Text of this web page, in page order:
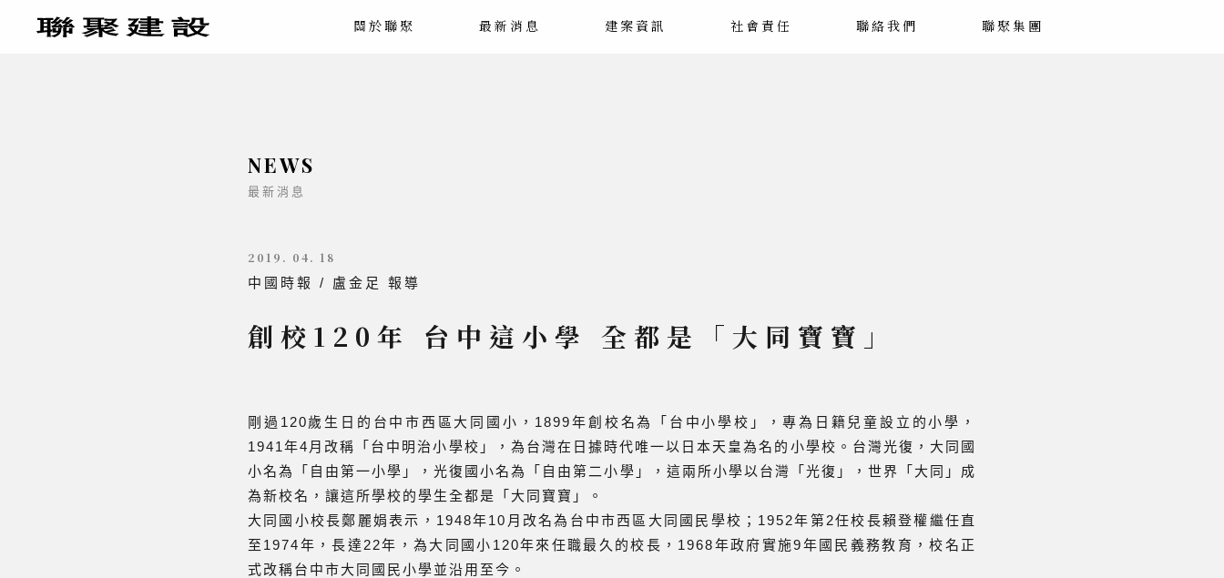
關於聯聚 最新消息 建案資訊 社會責任 聯絡我們 聯聚集團
NEWS
最新消息
2019. 04. 18
中國時報 / 盧金足 報導
創校120年 台中這小學 全都是「大同寶寶」
剛過120歲生日的台中市西區大同國小，1899年創校名為「台中小學校」，專為日籍兒童設立的小學，
1941年4月改稱「台中明治小學校」，為台灣在日據時代唯一以日本天皇為名的小學校。台灣光復，大同國
小名為「自由第一小學」，光復國小名為「自由第二小學」，這兩所小學以台灣「光復」，世界「大同」成
為新校名，讓這所學校的學生全都是「大同寶寶」。
大同國小校長鄭麗娟表示，1948年10月改名為台中市西區大同國民學校；1952年第2任校長賴登權繼任直
至1974年，長達22年，為大同國小120年來任職最久的校長，1968年政府實施9年國民義務教育，校名正
式改稱台中市大同國民小學並沿用至今。